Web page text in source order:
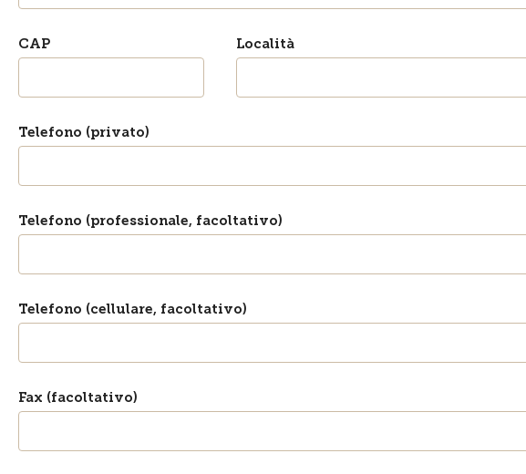
CAP Località
Telefono (privato)
Telefono (professionale, facoltativo)
Telefono (cellulare, facoltativo)
Fax (facoltativo)